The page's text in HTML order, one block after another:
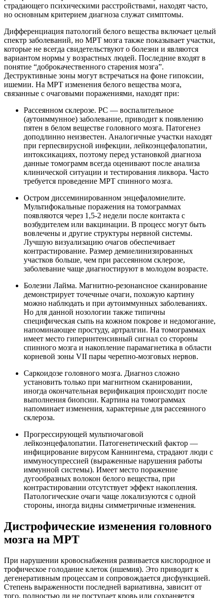
страдающего психическими расстройствами, находят часто,
но основным критерием диагноза служат симптомы.
Дифференциация патологий белого вещества включает целый
спектр заболеваний, но МРТ мозга также показывает участки,
которые не всегда свидетельствуют о болезни и являются
вариантом нормы у возрастных людей. Последние входят в
понятие “доброкачественного старения мозга”.
Деструктивные зоны могут встречаться на фоне гипоксии,
ишемии. На МРТ изменения белого вещества мозга,
связанные с очаговыми поражениями, находят при:
Рассеянном склерозе. РС — воспалительное
(аутоиммунное) заболевание, приводит к появлению
пятен в белом веществе головного мозга. Патогенез
доподлинно неизвестен. Аналогичные участки находят
при герпесвирусной инфекции, лейкоэнцефалопатии,
интоксикациях, поэтому перед установкой диагноза
данные томограмм всегда оценивают после анализа
клинической ситуации и тестирования ликвора. Часто
требуется проведение МРТ спинного мозга.
Остром диссеминированном энцефаломиелите.
Мультифокальные поражения на томограммах
появляются через 1,5-2 недели после контакта с
возбудителем или вакцинации. В процесс могут быть
вовлечены и другие структуры нервной системы.
Лучшую визуализацию очагов обеспечивает
контрастирование. Размер демиелинизированных
участков больше, чем при рассеянном склерозе,
заболевание чаще диагностируют в молодом возрасте.
Болезни Лайма. Магнитно-резонансное сканирование
демонстрирует точечные очаги, похожую картину
можно наблюдать и при аутоиммунных заболеваниях.
Но для данной нозологии также типичны
специфическая сыпь на кожном покрове и недомогание,
напоминающее простуду, артралгии. На томограммах
имеет место гиперинтенсивный сигнал со стороны
спинного мозга и накопление парамагнетика в области
корневой зоны VII пары черепно-мозговых нервов.
Саркоидозе головного мозга. Диагноз сложно
установить только при магнитном сканировании,
иногда окончательная верификация происходит после
выполнения биопсии. Картина на томограммах
напоминает изменения, характерные для рассеянного
склероза.
Прогрессирующей мультиочаговой
лейкоэнцефалопатии. Патогенетический фактор —
инфицирование вирусом Каннингема, страдают люди с
иммуносупрессией (выраженные нарушения работы
иммунной системы). Имеет место поражение
дугообразных волокон белого вещества, при
контрастировании отсутствует эффект накопления.
Патологические очаги чаще локализуются с одной
стороны, иногда видны симметричные изменения.
Дистрофические изменения головного
мозга на МРТ
При нарушении кровоснабжения развивается кислородное и
трофическое голодание клеток (ишемия). Это приводит к
дегенеративным процессам и сопровождается дисфункцией.
Степень выраженности последней вариативна, зависит от
того, полностью ли не поступает кровь или сохраняется